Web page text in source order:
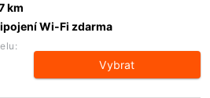
km
Wi-Fi zdarma
Vybrat